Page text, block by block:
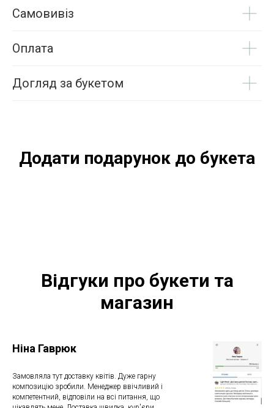
Самовивіз
Оплата
Догляд за букетом
Додати подарунок до букета
Відгуки про букети та
магазин
Ніна Гаврюк
Замовляла тут доставку квітів. Дуже гарну
композицію зробили. Менеджер ввічливий і
компетентний, відповіли на всі питання, що